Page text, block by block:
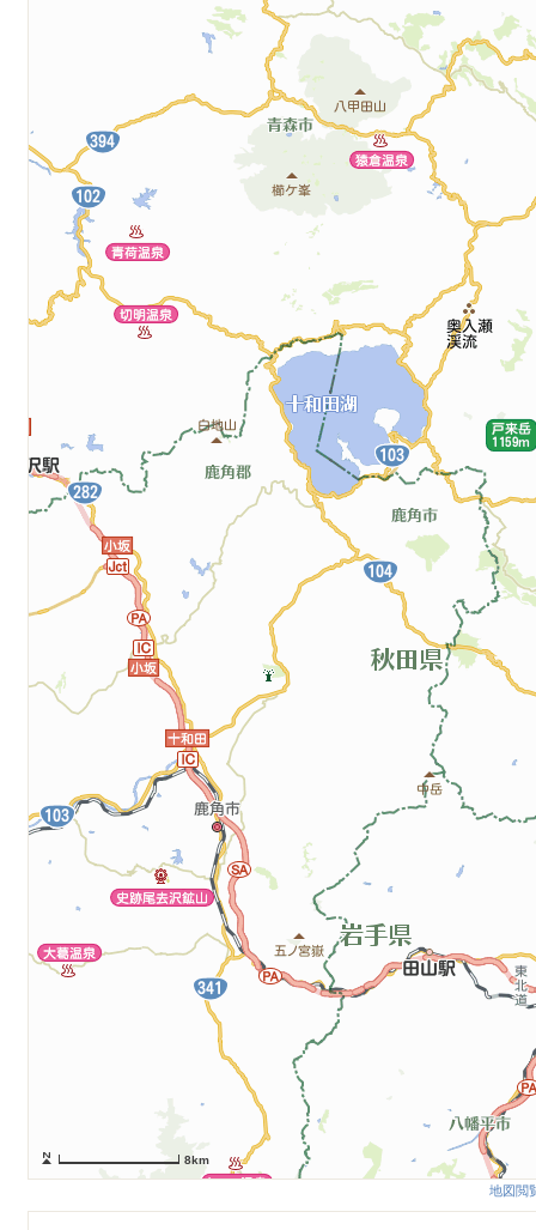
8km
地図閲